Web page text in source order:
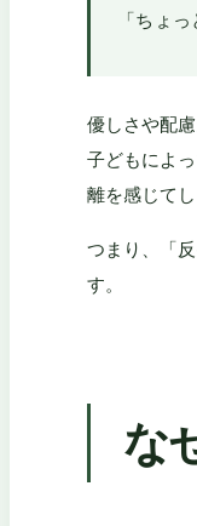
「ちょ
優しさや配
子どもによ
離を感じて
つまり、「
す。
な